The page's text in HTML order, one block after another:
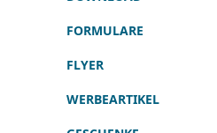
FORMULARE
FLYER
WERBEARTIKEL